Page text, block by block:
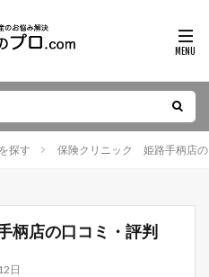
探す 保険クリニック 姫路手柄店
店の口コミ・評判
日